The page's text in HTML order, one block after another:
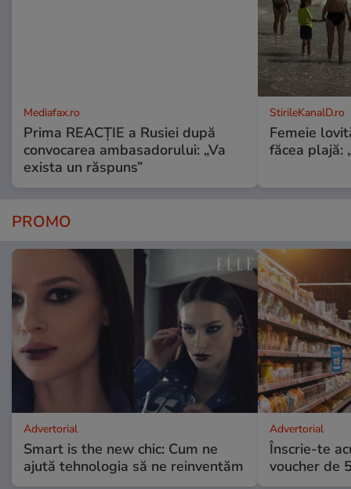
Mediafax.ro
Prima REACȚIE a Rusiei după
convocarea ambasadorului: „Va
exista un răspuns”
StirileKanalD.ro
Femeie
făcea plajă:
PROMO
Advertorial
Smart is the new chic: Cum ne
ajută tehnologia să ne reinventăm
Advertorial
Înscrie-te
voucher de